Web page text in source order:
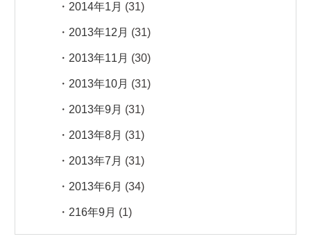
2014年1月 (31)
2013年12月 (31)
2013年11月 (30)
2013年10月 (31)
2013年9月 (31)
2013年8月 (31)
2013年7月 (31)
2013年6月 (34)
216年9月 (1)